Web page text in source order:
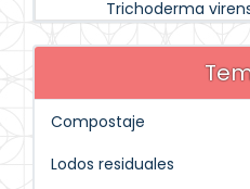
Trichoderma
Compostaje
Lodos residuales